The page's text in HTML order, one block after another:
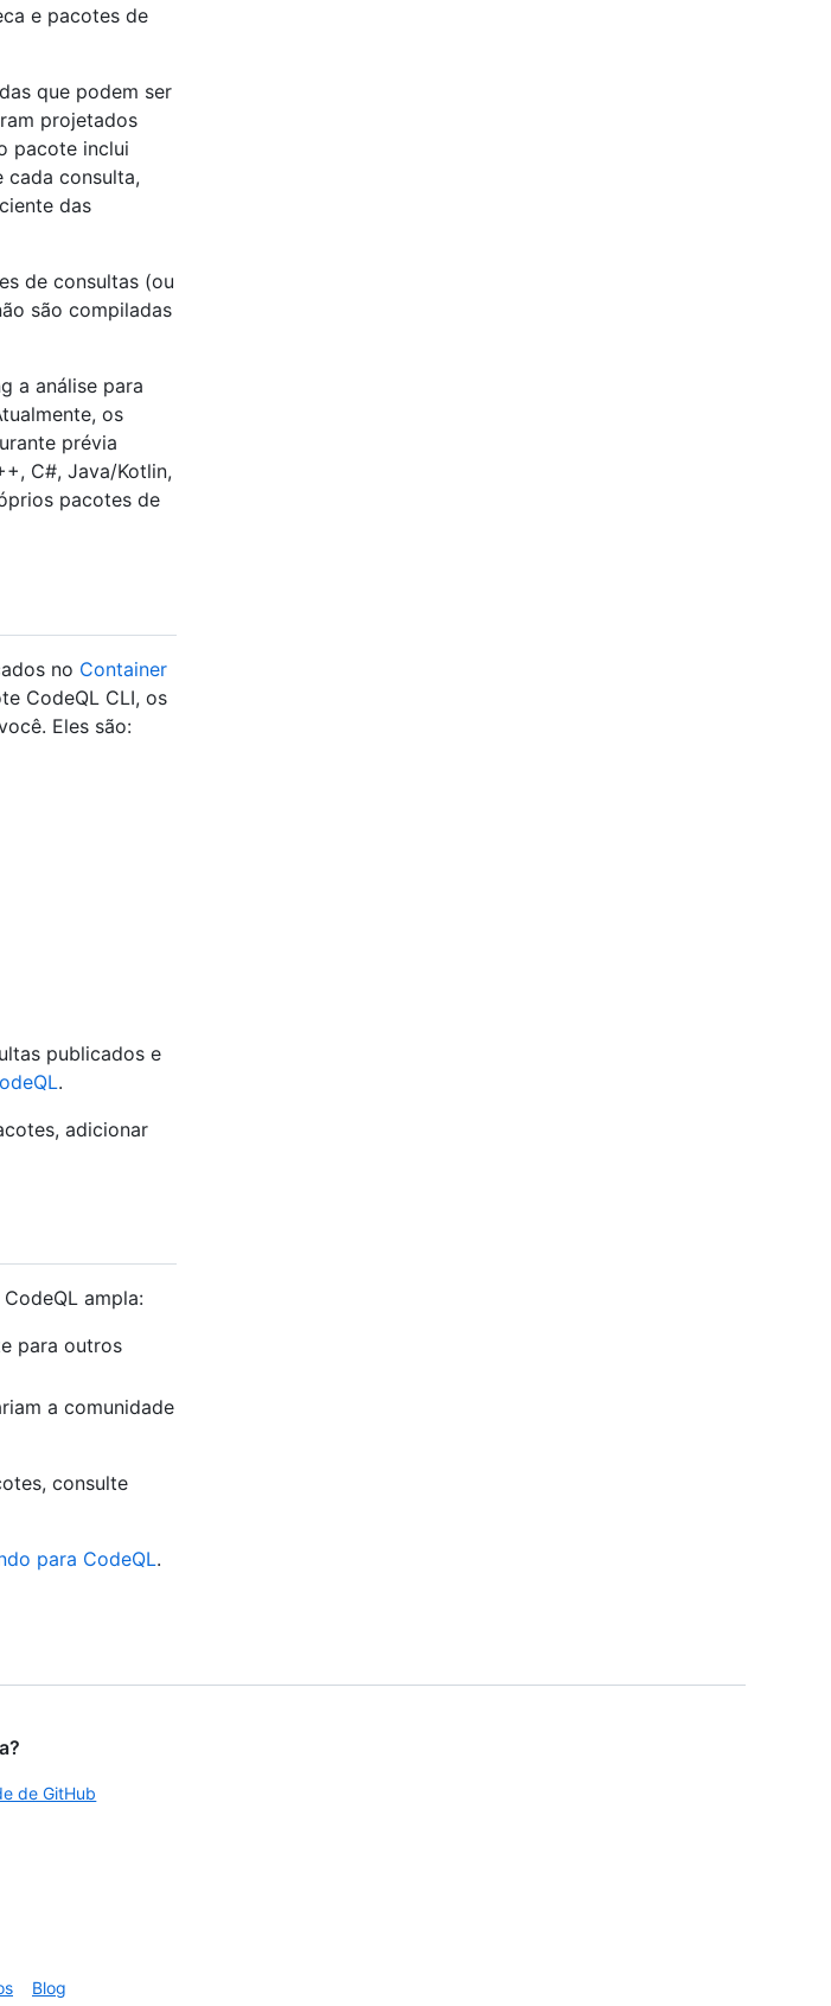
e pacotes de
que podem ser
projetados
pacote inclui
cada consulta,
das
de consultas (ou
são compiladas
a análise para
os
prévia
C#, Java/Kotlin,
pacotes de
no Container
CodeQL CLI, os
Eles são:
publicados e
.
adicionar
ampla:
para outros
a comunidade
consulte
para CodeQL.
de GitHub
Blog